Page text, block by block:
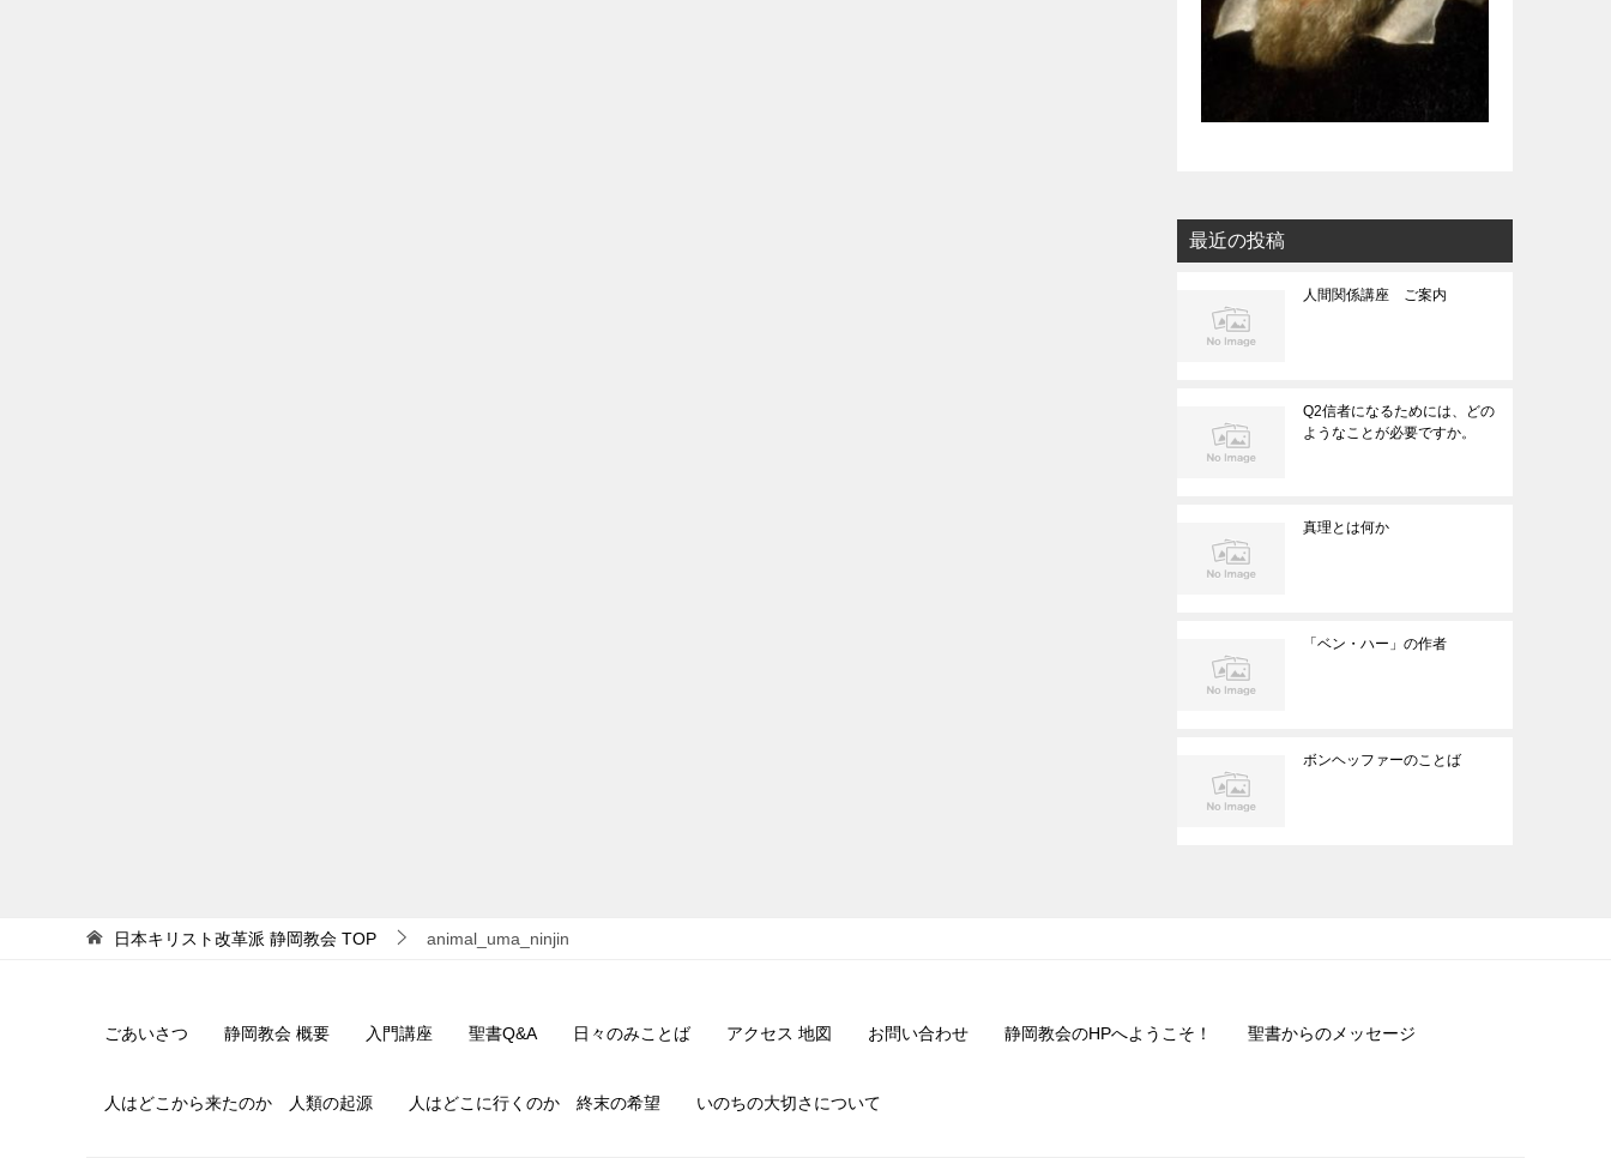
最近の投稿
人間関係講座 ご案内
Q2信者になるためには、どの
ようなことが必要ですか。
真理とは何か
「ベン・ハー」の作者
ボンヘッファーのことば
日本キリスト改革派 静岡教会 TOP animal_uma_ninjin
ごあいさつ 静岡教会 概要 入門講座 聖書Q&A 日々のみことば アクセス 地図 お問い合わせ 静岡教会のHPへようこそ！ 聖書からのメッセージ
人はどこから来たのか 人類の起源 人はどこに行くのか 終末の希望 いのちの大切さについて